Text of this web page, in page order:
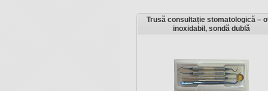
Trusă consultație stomatologică –
inoxidabil, sondă dublă